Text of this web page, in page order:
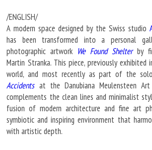
/ENGLISH/
A modern space designed by the Swiss studio
has been transformed into a personal
photographic artwork We Found Shelterby
Martin Stranka. This piece, previously exhibited
world, and most recently as part of the
Accidentsat the Danubiana Meulensteen Art
complements the clean lines and minimalist
fusion of modern architecture and fine art
symbiotic and inspiring environment that
with artistic depth.